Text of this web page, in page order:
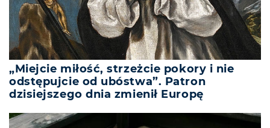
„Miejcie miłość, strzeżcie pokory i nie
odstępujcie od ubóstwa”. Patron
dzisiejszego dnia zmienił Europę